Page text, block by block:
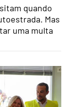
quando
Mas
uma multa